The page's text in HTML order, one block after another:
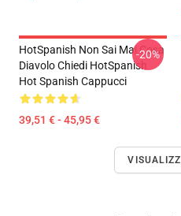
HotSpanish Non Sai Mai Cosa
Diavolo Chiedi HotSpanish
Hot Spanish Cappucci
39,51 € - 45,95 €
-20%